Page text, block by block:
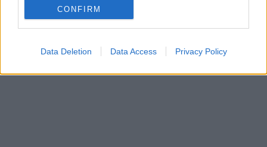
CONFIRM
Data Deletion Data Access Privacy Policy